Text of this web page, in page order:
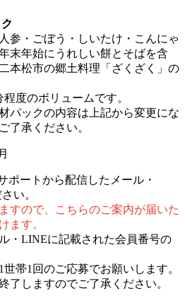
参・ごぼう・しいたけ・こんにゃ
末年始にうれしい餅とそばを含
本松市の郷土料理「ざくざく」の
度のボリュームです。
パックの内容は上記から変更にな
了承ください。
ポートから配信したメール・
い。
すので、こちらのご案内が届いた
ます。
・LINEに記載された会員番号の
帯1回のご応募でお願いします。
了しますのでご了承ください。